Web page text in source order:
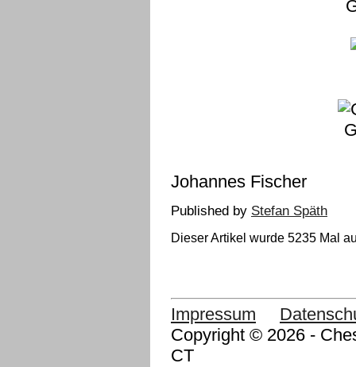
Johannes Fischer
Published by Stefan Späth
Dieser Artikel wurde 5235 Mal
Impressum
Copyright © 2026 -
CT